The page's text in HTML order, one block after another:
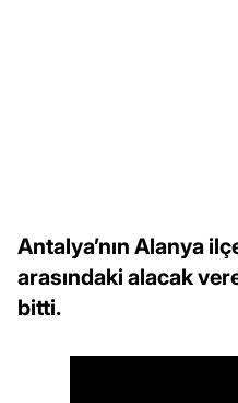
Antalya’nın Alanya
arasındaki alacak
bitti.